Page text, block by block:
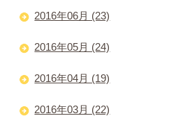
2016年06月 (23)
2016年05月 (24)
2016年04月 (19)
2016年03月 (22)